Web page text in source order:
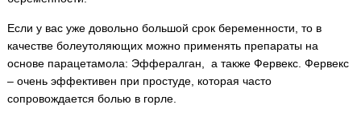
Если у вас уже довольно большой срок беременности, то в
качестве болеутоляющих можно применять препараты на
основе парацетамола: Эффералган, а также Фервекс. Фервекс
– очень эффективен при простуде, которая часто
сопровождается болью в горле.